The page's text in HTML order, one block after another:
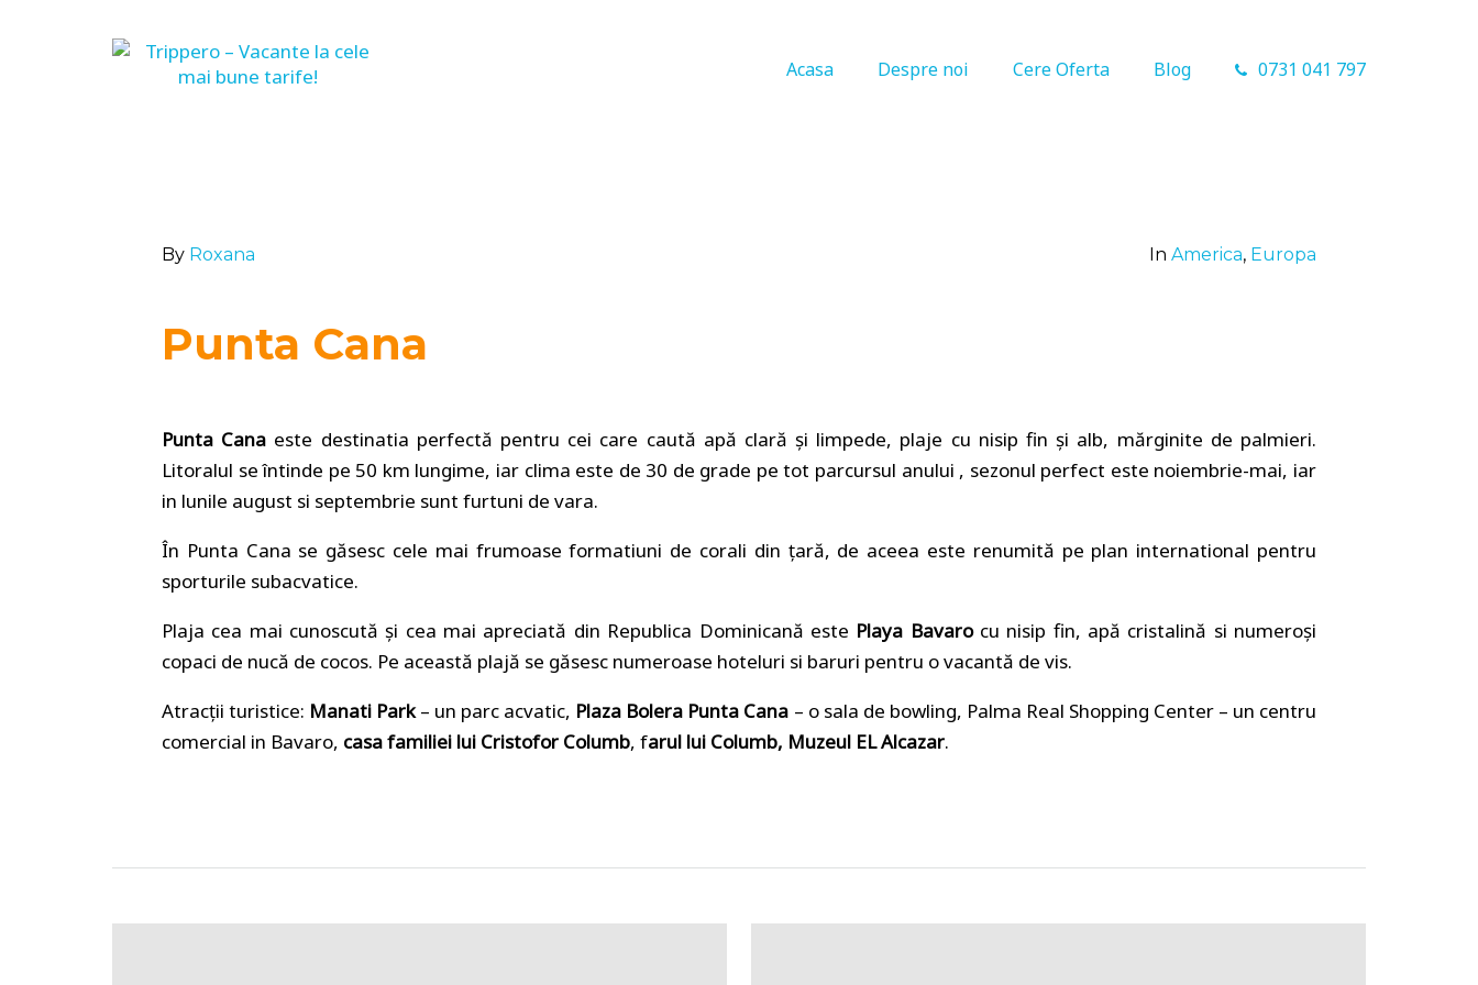
Acasa Despre noi Cere Oferta Blog 0731 041 797
By Roxana In America, Europa
Punta Cana
Punta Cana este destinatia perfectă pentru cei care caută apă clară şi limpede, plaje cu nisip fin şi alb, mărginite de palmieri.
Litoralul se întinde pe 50 km lungime, iar clima este de 30 de grade pe tot parcursul anului , sezonul perfect este noiembrie-mai, iar
in lunile august si septembrie sunt furtuni de vara.
În Punta Cana se găsesc cele mai frumoase formatiuni de corali din ţară, de aceea este renumită pe plan international pentru
sporturile subacvatice.
Plaja cea mai cunoscută şi cea mai apreciată din Republica Dominicană este Playa Bavarocu nisip fin, apă cristalină si numeroşi
copaci de nucă de cocos. Pe această plajă se găsesc numeroase hoteluri si baruri pentru o vacantă de vis.
Atracţii turistice: Manati Park– un parc acvatic, Plaza Bolera Punta Cana – o sala de bowling, Palma Real Shopping Center – un centru
comercial in Bavaro, casa familiei lui Cristofor Columb, farul lui Columb, Muzeul EL Alcazar.